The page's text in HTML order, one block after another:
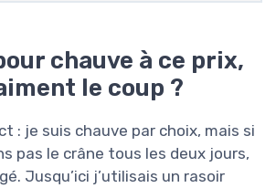
chauve à ce prix,
le coup ?
: je suis chauve par choix, mais si
pas le crâne tous les deux jours,
Jusqu’ici j’utilisais un rasoir